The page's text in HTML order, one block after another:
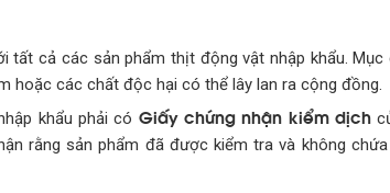
cả các sản phẩm thịt động vật nhập khẩu.
hoặc các chất độc hại có thể lây lan ra cộng đồng.
khẩu phải có Giấy chứng nhận kiểm dịch
rằng sản phẩm đã được kiểm tra và không